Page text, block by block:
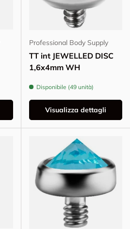
Professional Body Supply
TT int JEWELLED DISC
1,6x4mm WH
Disponibile (49 unità)
Visualizza dettagli